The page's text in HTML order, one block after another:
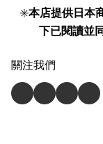
✳️本店提供日本
下已閱讀並
關注我們